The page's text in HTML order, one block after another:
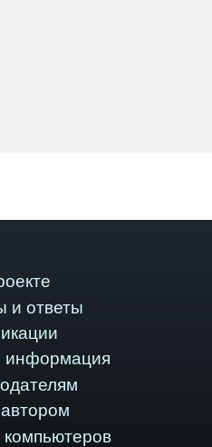
и ответы
информация